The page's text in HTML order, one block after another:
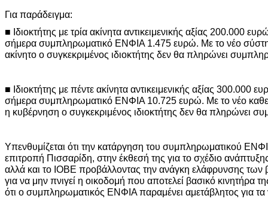
Για παράδειγμα:
■ Ιδιοκτήτης με τρία ακίνητα αντικειμενικής αξίας 200.000
σήμερα συμπληρωματικό ΕΝΦΙΑ 1.475 ευρώ. Με το νέο
ακίνητο ο συγκεκριμένος ιδιοκτήτης δεν θα πληρώνει
■ Ιδιοκτήτης με πέντε ακίνητα αντικειμενικής αξίας 300.000
σήμερα συμπληρωματικό ΕΝΦΙΑ 10.725 ευρώ. Με το νέο
η κυβέρνηση ο συγκεκριμένος ιδιοκτήτης δεν θα πληρώνει
Υπενθυμίζεται ότι την κατάργηση του συμπληρωματικού
επιτροπή Πισσαρίδη, στην έκθεσή της για το σχέδιο
αλλά και το ΙΟΒΕ προβάλλοντας την ανάγκη ελάφρυνσης των
για να μην πνιγεί η οικοδομή που αποτελεί βασικό κινητήρα
ότι ο συμπληρωματικός ΕΝΦΙΑ παραμένει αμετάβλητος για